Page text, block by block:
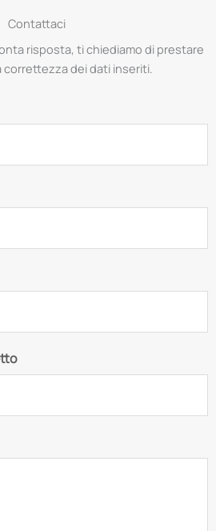
Contattaci
risposta, ti chiediamo di prestare
correttezza dei dati inseriti.